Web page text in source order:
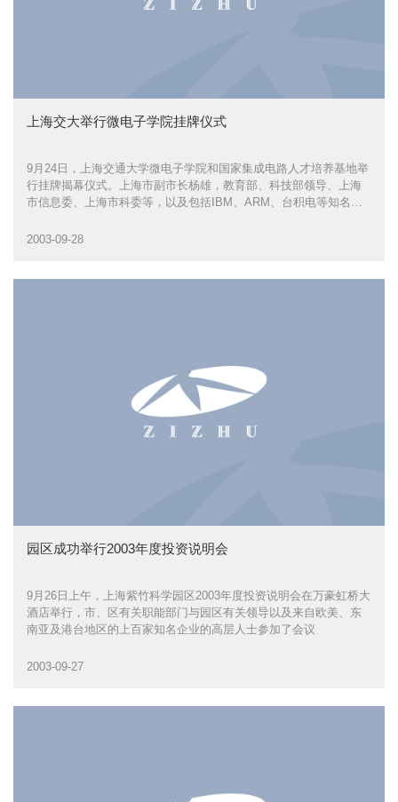
上海交大举行微电子学院挂牌仪式
9月24日，上海交通大学微电子学院和国家集成电路人才培养基地举
行挂牌揭幕仪式。上海市副市长杨雄，教育部、科技部领导、上海
市信息委、上海市科委等，以及包括IBM、ARM、台积电等知名企
2003-09-28
园区成功举行2003年度投资说明会
9月26日上午，上海紫竹科学园区2003年度投资说明会在万豪虹桥大
酒店举行，市、区有关职能部门与园区有关领导以及来自欧美、东
南亚及港台地区的上百家知名企业的高层人士参加了会议
2003-09-27